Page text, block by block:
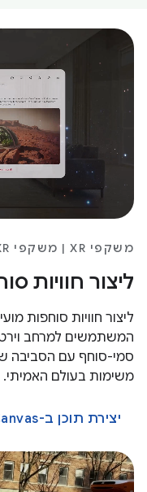
משקפי XR | משקפי XR חוטיים
ליצור חוויות
ליצור חוויות סוחפות
המשתמשים למרחב
סמי-סוחף עם הסביבה
משימות בעולם האמיתי.
יצירת תוכן ב-Canvas